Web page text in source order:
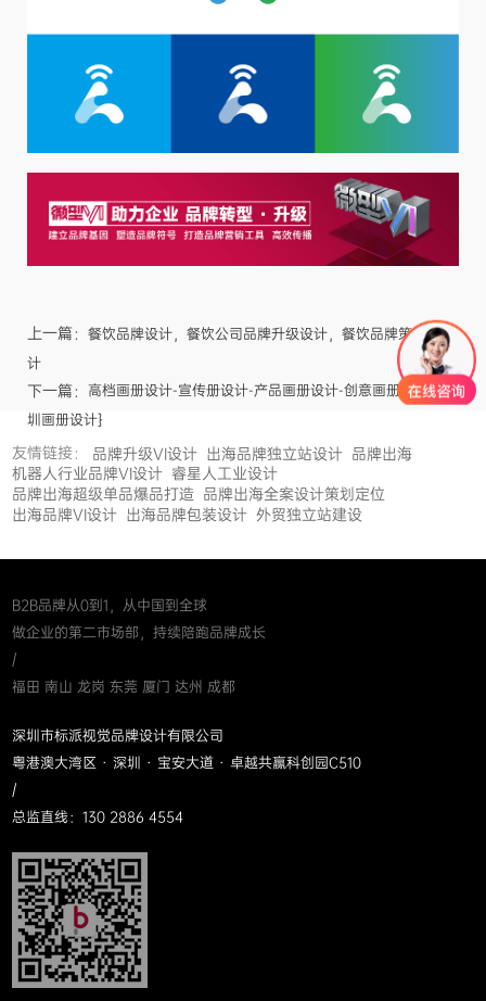
上一篇： 餐饮品牌设计，餐饮公司品牌升级设计，餐饮品牌策划VI设
计
下一篇： 高档画册设计-宣传册设计-产品画册设计-创意画册设计{深
圳画册设计}
友情链接： 品牌升级VI设计 出海品牌独立站设计 品牌出海
机器人行业品牌VI设计 睿星人工业设计
品牌出海超级单品爆品打造 品牌出海全案设计策划定位
出海品牌VI设计 出海品牌包装设计 外贸独立站建设
B2B品牌从0到1，从中国到全球
做企业的第二市场部，持续陪跑品牌成长
/
福田 南山 龙岗 东莞 厦门 达州 成都
深圳市标派视觉品牌设计有限公司
粤港澳大湾区 · 深圳 · 宝安大道 · 卓越共赢科创园C510
/
总监直线：130 2886 4554